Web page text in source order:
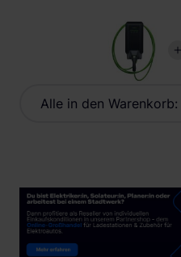
Alle in den Warenkorb: